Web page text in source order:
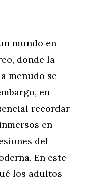
mundo en
donde la
menudo se
en
recordar
en
del
En este
los adultos